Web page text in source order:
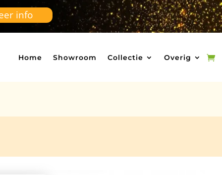
info
Home Showroom Collectie Overig